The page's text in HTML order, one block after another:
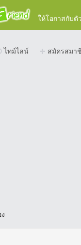
ให้โอกาสกับตั
ไทม์ไลน์ สมัครสมา